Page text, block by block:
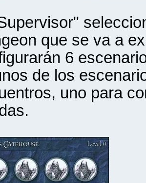
que se va a
6
de los
uno para